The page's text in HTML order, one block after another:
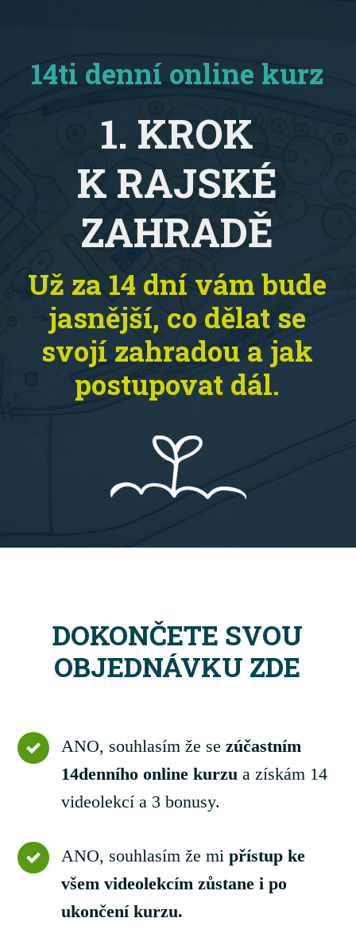
14ti denní online kurz
1. KROK
K RAJSKÉ
ZAHRADĚ
Už za 14 dní vám bude
jasnější, co dělat se
svojí zahradou a jak
postupovat dál.
DOKONČETE SVOU
OBJEDNÁVKU ZDE
ANO, souhlasím že sezúčastním
14denního online kurzu a získám 14
videolekcí a 3 bonusy.
ANO, souhlasím že mipřístup ke
všem videolekcím zůstane i po
ukončení kurzu.